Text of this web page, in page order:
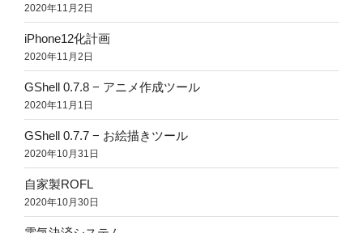
2020年11月2日
iPhone12化計画
2020年11月2日
GShell 0.7.8 − アニメ作成ツール
2020年11月1日
GShell 0.7.7 − お絵描きツール
2020年10月31日
自家製ROFL
2020年10月30日